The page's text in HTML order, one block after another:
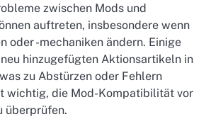
zwischen Mods und
auftreten, insbesondere wenn
oder -mechaniken ändern. Einige
hinzugefügten Aktionsartikeln in
zu Abstürzen oder Fehlern
wichtig, die Mod-Kompatibilität vor
überprüfen.